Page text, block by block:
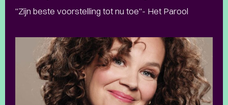
"Zijn beste voorstelling tot nu toe"- Het Parool